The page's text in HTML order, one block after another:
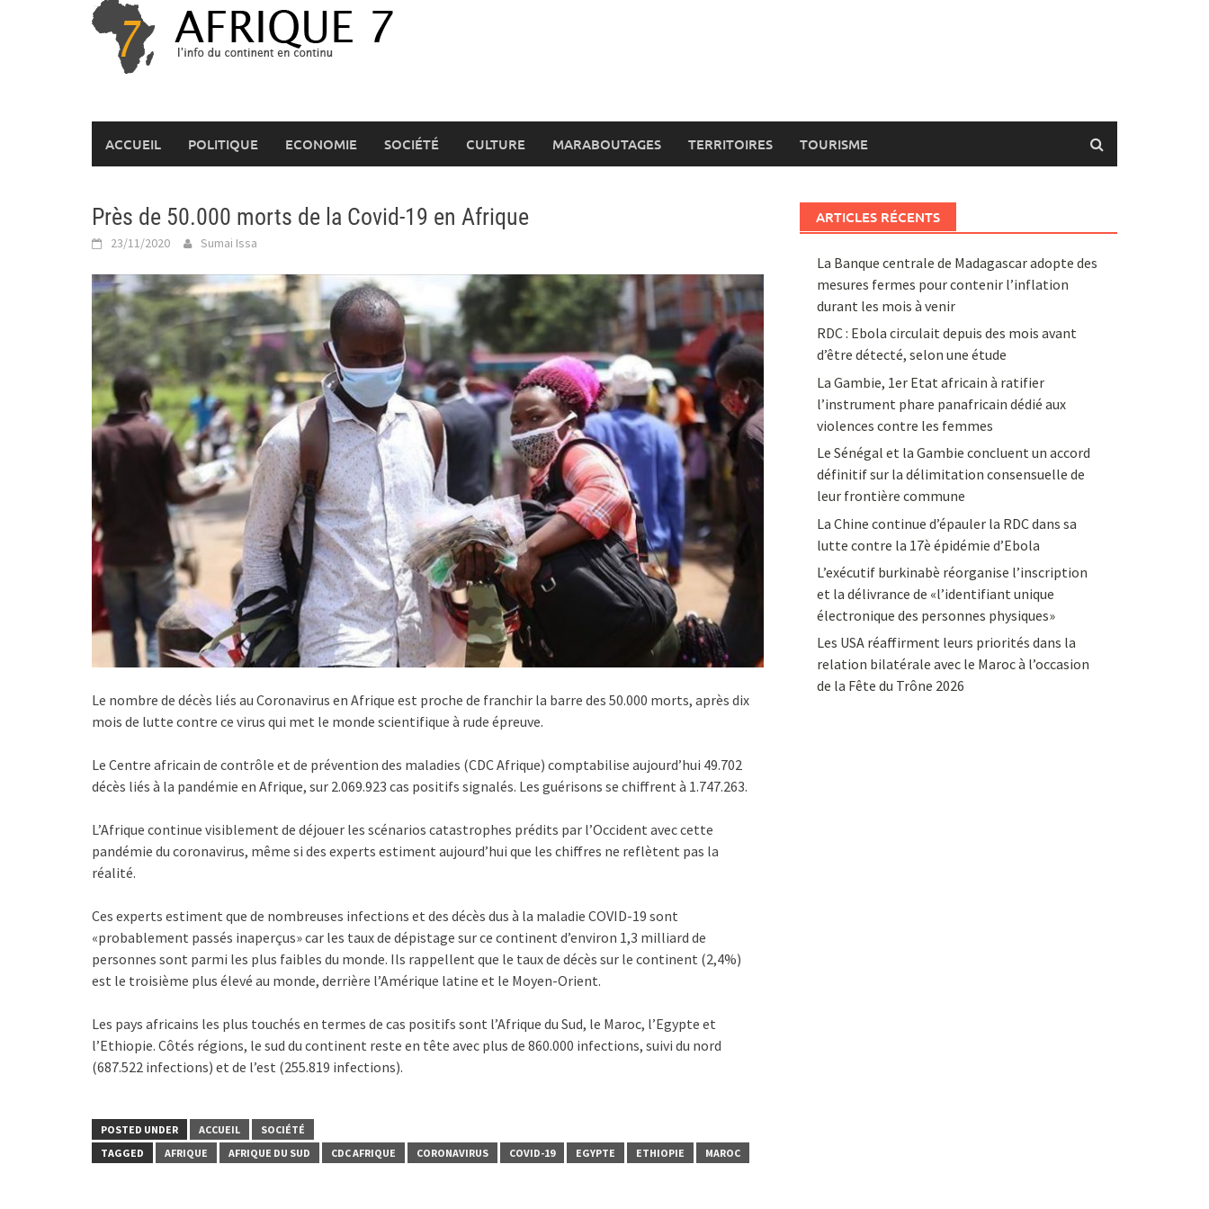
ACCUEIL POLITIQUE ECONOMIE SOCIÉTÉ CULTURE MARABOUTAGES TERRITOIRES TOURISME
Près de 50.000 morts de la Covid-19 en Afrique
23/11/2020 Sumai Issa
Le nombre de décès liés au Coronavirus en Afrique est proche de franchir la barre des 50.000 morts, après dix
mois de lutte contre ce virus qui met le monde scientifique à rude épreuve.
Le Centre africain de contrôle et de prévention des maladies (CDC Afrique) comptabilise aujourd’hui 49.702
décès liés à la pandémie en Afrique, sur 2.069.923 cas positifs signalés. Les guérisons se chiffrent à 1.747.263.
L’Afrique continue visiblement de déjouer les scénarios catastrophes prédits par l’Occident avec cette
pandémie du coronavirus, même si des experts estiment aujourd’hui que les chiffres ne reflètent pas la
réalité.
Ces experts estiment que de nombreuses infections et des décès dus à la maladie COVID-19 sont
«probablement passés inaperçus» car les taux de dépistage sur ce continent d’environ 1,3 milliard de
personnes sont parmi les plus faibles du monde. Ils rappellent que le taux de décès sur le continent (2,4%)
est le troisième plus élevé au monde, derrière l’Amérique latine et le Moyen-Orient.
Les pays africains les plus touchés en termes de cas positifs sont l’Afrique du Sud, le Maroc, l’Egypte et
l’Ethiopie. Côtés régions, le sud du continent reste en tête avec plus de 860.000 infections, suivi du nord
(687.522 infections) et de l’est (255.819 infections).
POSTED UNDER ACCUEIL
SOCIÉTÉ
TAGGED
AFRIQUE AFRIQUE DU SUD CDC AFRIQUE CORONAVIRUS COVID-19 EGYPTE ETHIOPIE MAROC
ARTICLES RÉCENTS
La Banque centrale de Madagascar adopte des
mesures fermes pour contenir l’inflation
durant les mois à venir
RDC : Ebola circulait depuis des mois avant
d’être détecté, selon une étude
La Gambie, 1er Etat africain à ratifier
l’instrument phare panafricain dédié aux
violences contre les femmes
Le Sénégal et la Gambie concluent un accord
définitif sur la délimitation consensuelle de
leur frontière commune
La Chine continue d’épauler la RDC dans sa
lutte contre la 17è épidémie d’Ebola
L’exécutif burkinabè réorganise l’inscription
et la délivrance de «l’identifiant unique
électronique des personnes physiques»
Les USA réaffirment leurs priorités dans la
relation bilatérale avec le Maroc à l’occasion
de la Fête du Trône 2026